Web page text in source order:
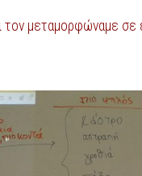
τον μεταμορφώναμε σε